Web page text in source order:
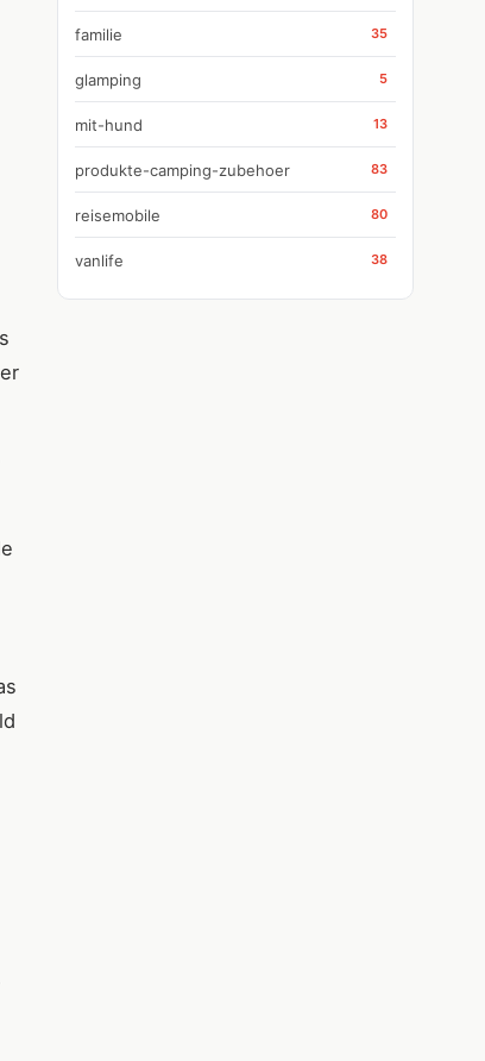
familie 35
glamping 5
mit-hund 13
produkte-camping-zubehoer 83
reisemobile 80
vanlife 38